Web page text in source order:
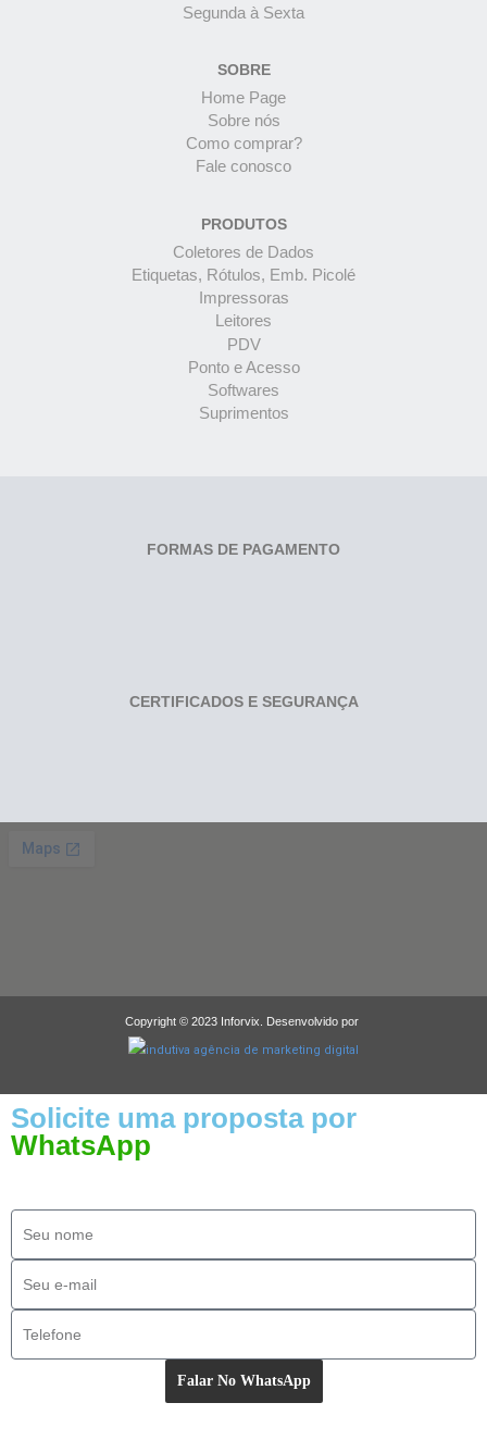
Segunda à Sexta
SOBRE
Home Page
Sobre nós
Como comprar?
Fale conosco
PRODUTOS
Coletores de Dados
Etiquetas, Rótulos, Emb. Picolé
Impressoras
Leitores
PDV
Ponto e Acesso
Softwares
Suprimentos
FORMAS DE PAGAMENTO
CERTIFICADOS E SEGURANÇA
Copyright © 2023 Inforvix. Desenvolvido por
Solicite uma proposta por
WhatsApp
Falar No WhatsApp